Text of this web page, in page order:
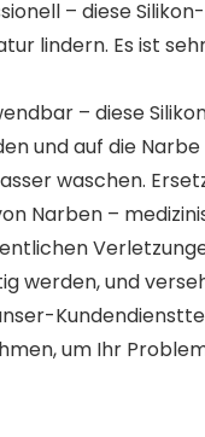
– diese
lindern. Es ist
– diese
und auf die
waschen.
Narben –
werden, und
um Ihr